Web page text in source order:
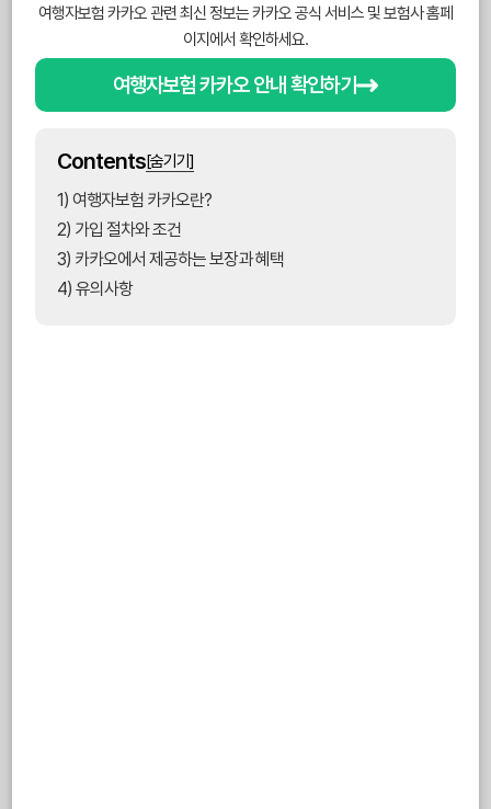
여행자보험 카카오 관련 최신 정보는 카카오 공식 서비스 및 보험사 홈페
이지에서 확인하세요.
여행자보험 카카오 안내 확인하기
Contents[숨기기]
1) 여행자보험 카카오란?
2) 가입 절차와 조건
3) 카카오에서 제공하는 보장과 혜택
4) 유의사항